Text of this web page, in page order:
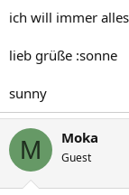
ich will immer
lieb grüße :sonne
sunny
M Moka
Guest